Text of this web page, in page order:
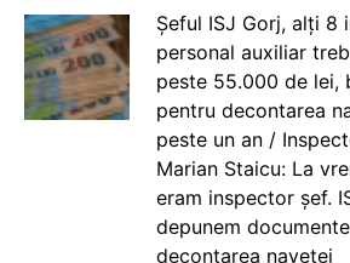
Șeful ISJ Gorj, alți 8
personal auxiliar
peste 55.000 de lei,
pentru decontarea
peste un an /
Marian Staicu: La
eram inspector șef.
depunem
decontarea navetei